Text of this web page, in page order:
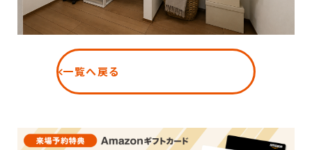
一覧へ戻る